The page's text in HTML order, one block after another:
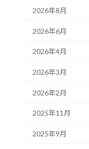
2026年8月
2026年6月
2026年4月
2026年3月
2026年2月
2025年11月
2025年9月